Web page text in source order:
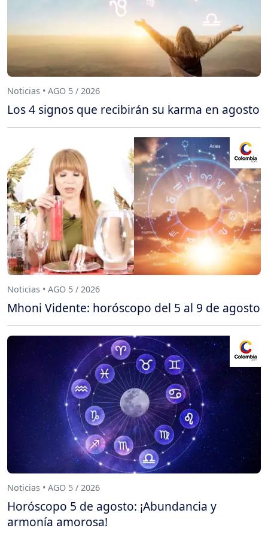
Noticias • AGO 5 / 2026
Los 4 signos que recibirán su karma en agosto
Noticias • AGO 5 / 2026
Mhoni Vidente: horóscopo del 5 al 9 de agosto
Noticias • AGO 5 / 2026
Horóscopo 5 de agosto: ¡Abundancia y
armonía amorosa!